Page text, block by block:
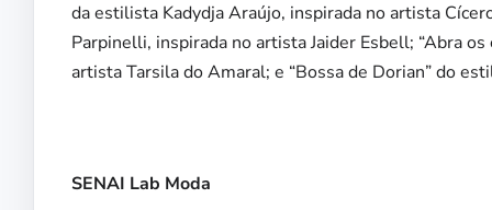
da estilista Kadydja Araújo, inspirada no artista
Parpinelli, inspirada no artista Jaider Esbell; “Abra
artista Tarsila do Amaral; e “Bossa de Dorian” do
SENAI Lab Moda